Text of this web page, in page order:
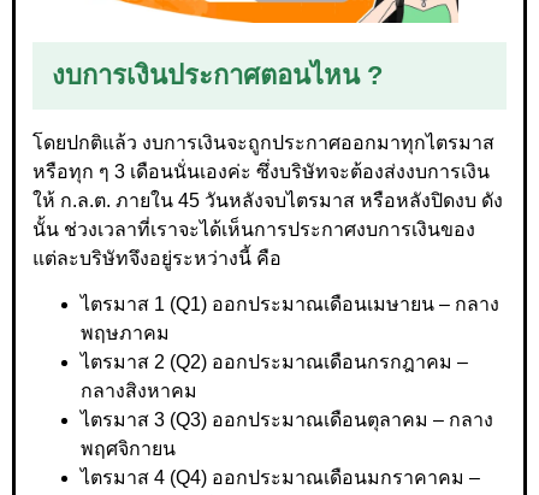
งบการเงินประกาศตอนไหน ?
โดยปกติแล้ว งบการเงินจะถูกประกาศออกมาทุกไตรมาส
หรือทุก ๆ 3 เดือนนั่นเองค่ะ ซึ่งบริษัทจะต้องส่งงบการเงิน
ให้ ก.ล.ต. ภายใน 45 วันหลังจบไตรมาส หรือหลังปิดงบ ดัง
นั้น ช่วงเวลาที่เราจะได้เห็นการประกาศงบการเงินของ
แต่ละบริษัทจึงอยู่ระหว่างนี้ คือ
ไตรมาส 1 (Q1) ออกประมาณเดือนเมษายน – กลาง
พฤษภาคม
ไตรมาส 2 (Q2) ออกประมาณเดือนกรกฎาคม –
กลางสิงหาคม
ไตรมาส 3 (Q3) ออกประมาณเดือนตุลาคม – กลาง
พฤศจิกายน
ไตรมาส 4 (Q4) ออกประมาณเดือนมกราคาคม –